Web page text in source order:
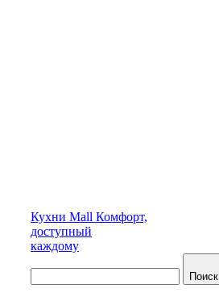
Кухни Mall Комфорт,
доступный
каждому
Поиск